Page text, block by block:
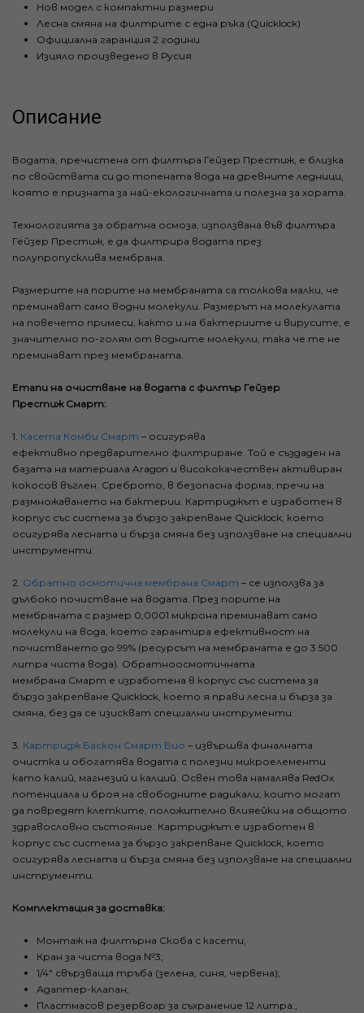
Нов модел с компактни размери
Лесна смяна на филтрите с една ръка (Quicklock)
Официална гаранция 2 години
Изцяло произведено в Русия
Описание
Водата, пречистена от филтъра Гейзер Престиж, е близка
по свойствата си до топената вода на древните ледници,
която е призната за най-екологичната и полезна за хората.
Технологията за обратна осмоза, използвана във филтъра
Гейзер Престиж, е да филтрира водата през
полупропусклива мембрана.
Размерите на порите на мембраната са толкова малки, че
преминават само водни молекули. Размерът на молекулата
на повечето примеси, както и на бактериите и вирусите, е
значително по-голям от водните молекули, така че те не
преминават през мембраната.
Етапи на очистване на водата с филтър Гейзер
Престиж Смарт:
1. Касета Комби Смарт – осигурява
ефективно предварително филтриране. Той е създаден на
базата на материала Aragon и висококачествен активиран
кокосов въглен. Среброто, в безопасна форма, пречи на
размножаването на бактерии. Картриджът е изработен в
корпус със система за бързо закрепване Quicklock, което
осигурява лесната и бърза смяна без използване на специални
инструменти.
2. Обратно осмотична мембрана Смарт – се използва за
дълбоко почистване на водата. През порите на
мембраната с размер 0,0001 микрона преминават само
молекули на вода, което гарантира ефективност на
почистването до 99% (ресурсът на мембраната е до 3 500
литра чиста вода). Обратноосмотичната
мембрана Смарт е изработена в корпус със система за
бързо закрепване Quicklock, което я прави лесна и бърза за
смяна, без да се изискват специални инструменти.
3. Картридж Баскон Смарт Био – извършва финалната
очистка и обогатява водата с полезни микроелементи
като калий, магнезий и калций. Освен това намалява RedOx
потенциала и броя на свободните радикали, които могат
да повредят клетките, положително влияейки на общото
здравословно състояние. Картриджът е изработен в
корпус със система за бързо закрепване Quicklock, което
осигурява лесната и бърза смяна без използване на специални
инструменти.
Комплектация за доставка:
Монтаж на филтърна Скоба с касети;
Кран за чиста вода №3;
1/4" свързваща тръба (зелена, синя, червена);
Адаптер-клапан;
Пластмасов резервоар за съхранение 12 литра.;